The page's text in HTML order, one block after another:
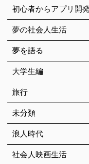
初心者からアプリ開
夢の社会人生活
夢を語る
大学生編
旅行
未分類
浪人時代
社会人映画生活